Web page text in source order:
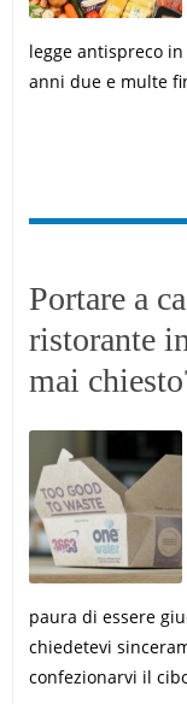
legge antispreco
anni due e multe
Portare a
ristorante
mai
paura di essere
chiedetevi
confezionarvi il